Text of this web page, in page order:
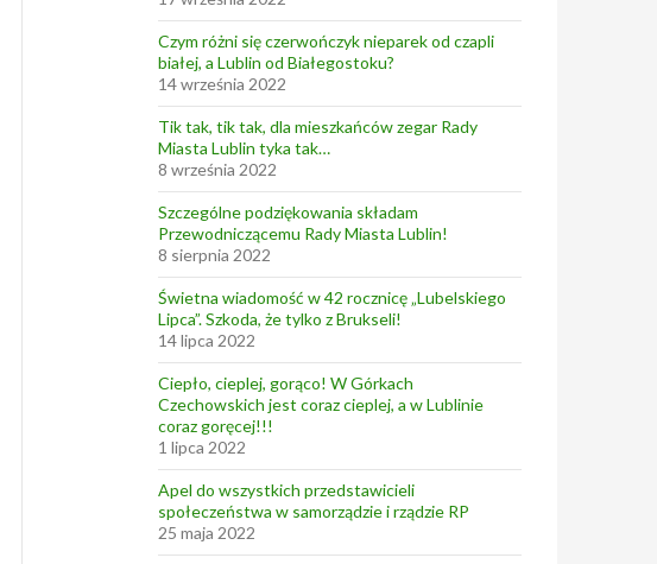
Czym różni się czerwończyk nieparek od czapli
białej, a Lublin od Białegostoku?
14 września 2022
Tik tak, tik tak, dla mieszkańców zegar Rady
Miasta Lublin tyka tak…
8 września 2022
Szczególne podziękowania składam
Przewodniczącemu Rady Miasta Lublin!
8 sierpnia 2022
Świetna wiadomość w 42 rocznicę „Lubelskiego
Lipca”. Szkoda, że tylko z Brukseli!
14 lipca 2022
Ciepło, cieplej, gorąco! W Górkach
Czechowskich jest coraz cieplej, a w Lublinie
coraz goręcej!!!
1 lipca 2022
Apel do wszystkich przedstawicieli
społeczeństwa w samorządzie i rządzie RP
25 maja 2022